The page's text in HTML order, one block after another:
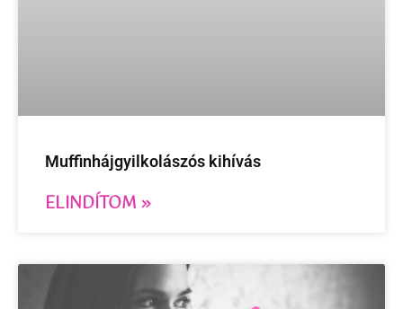
Muffinhájgyilkolászós kihívás
ELINDÍTOM »